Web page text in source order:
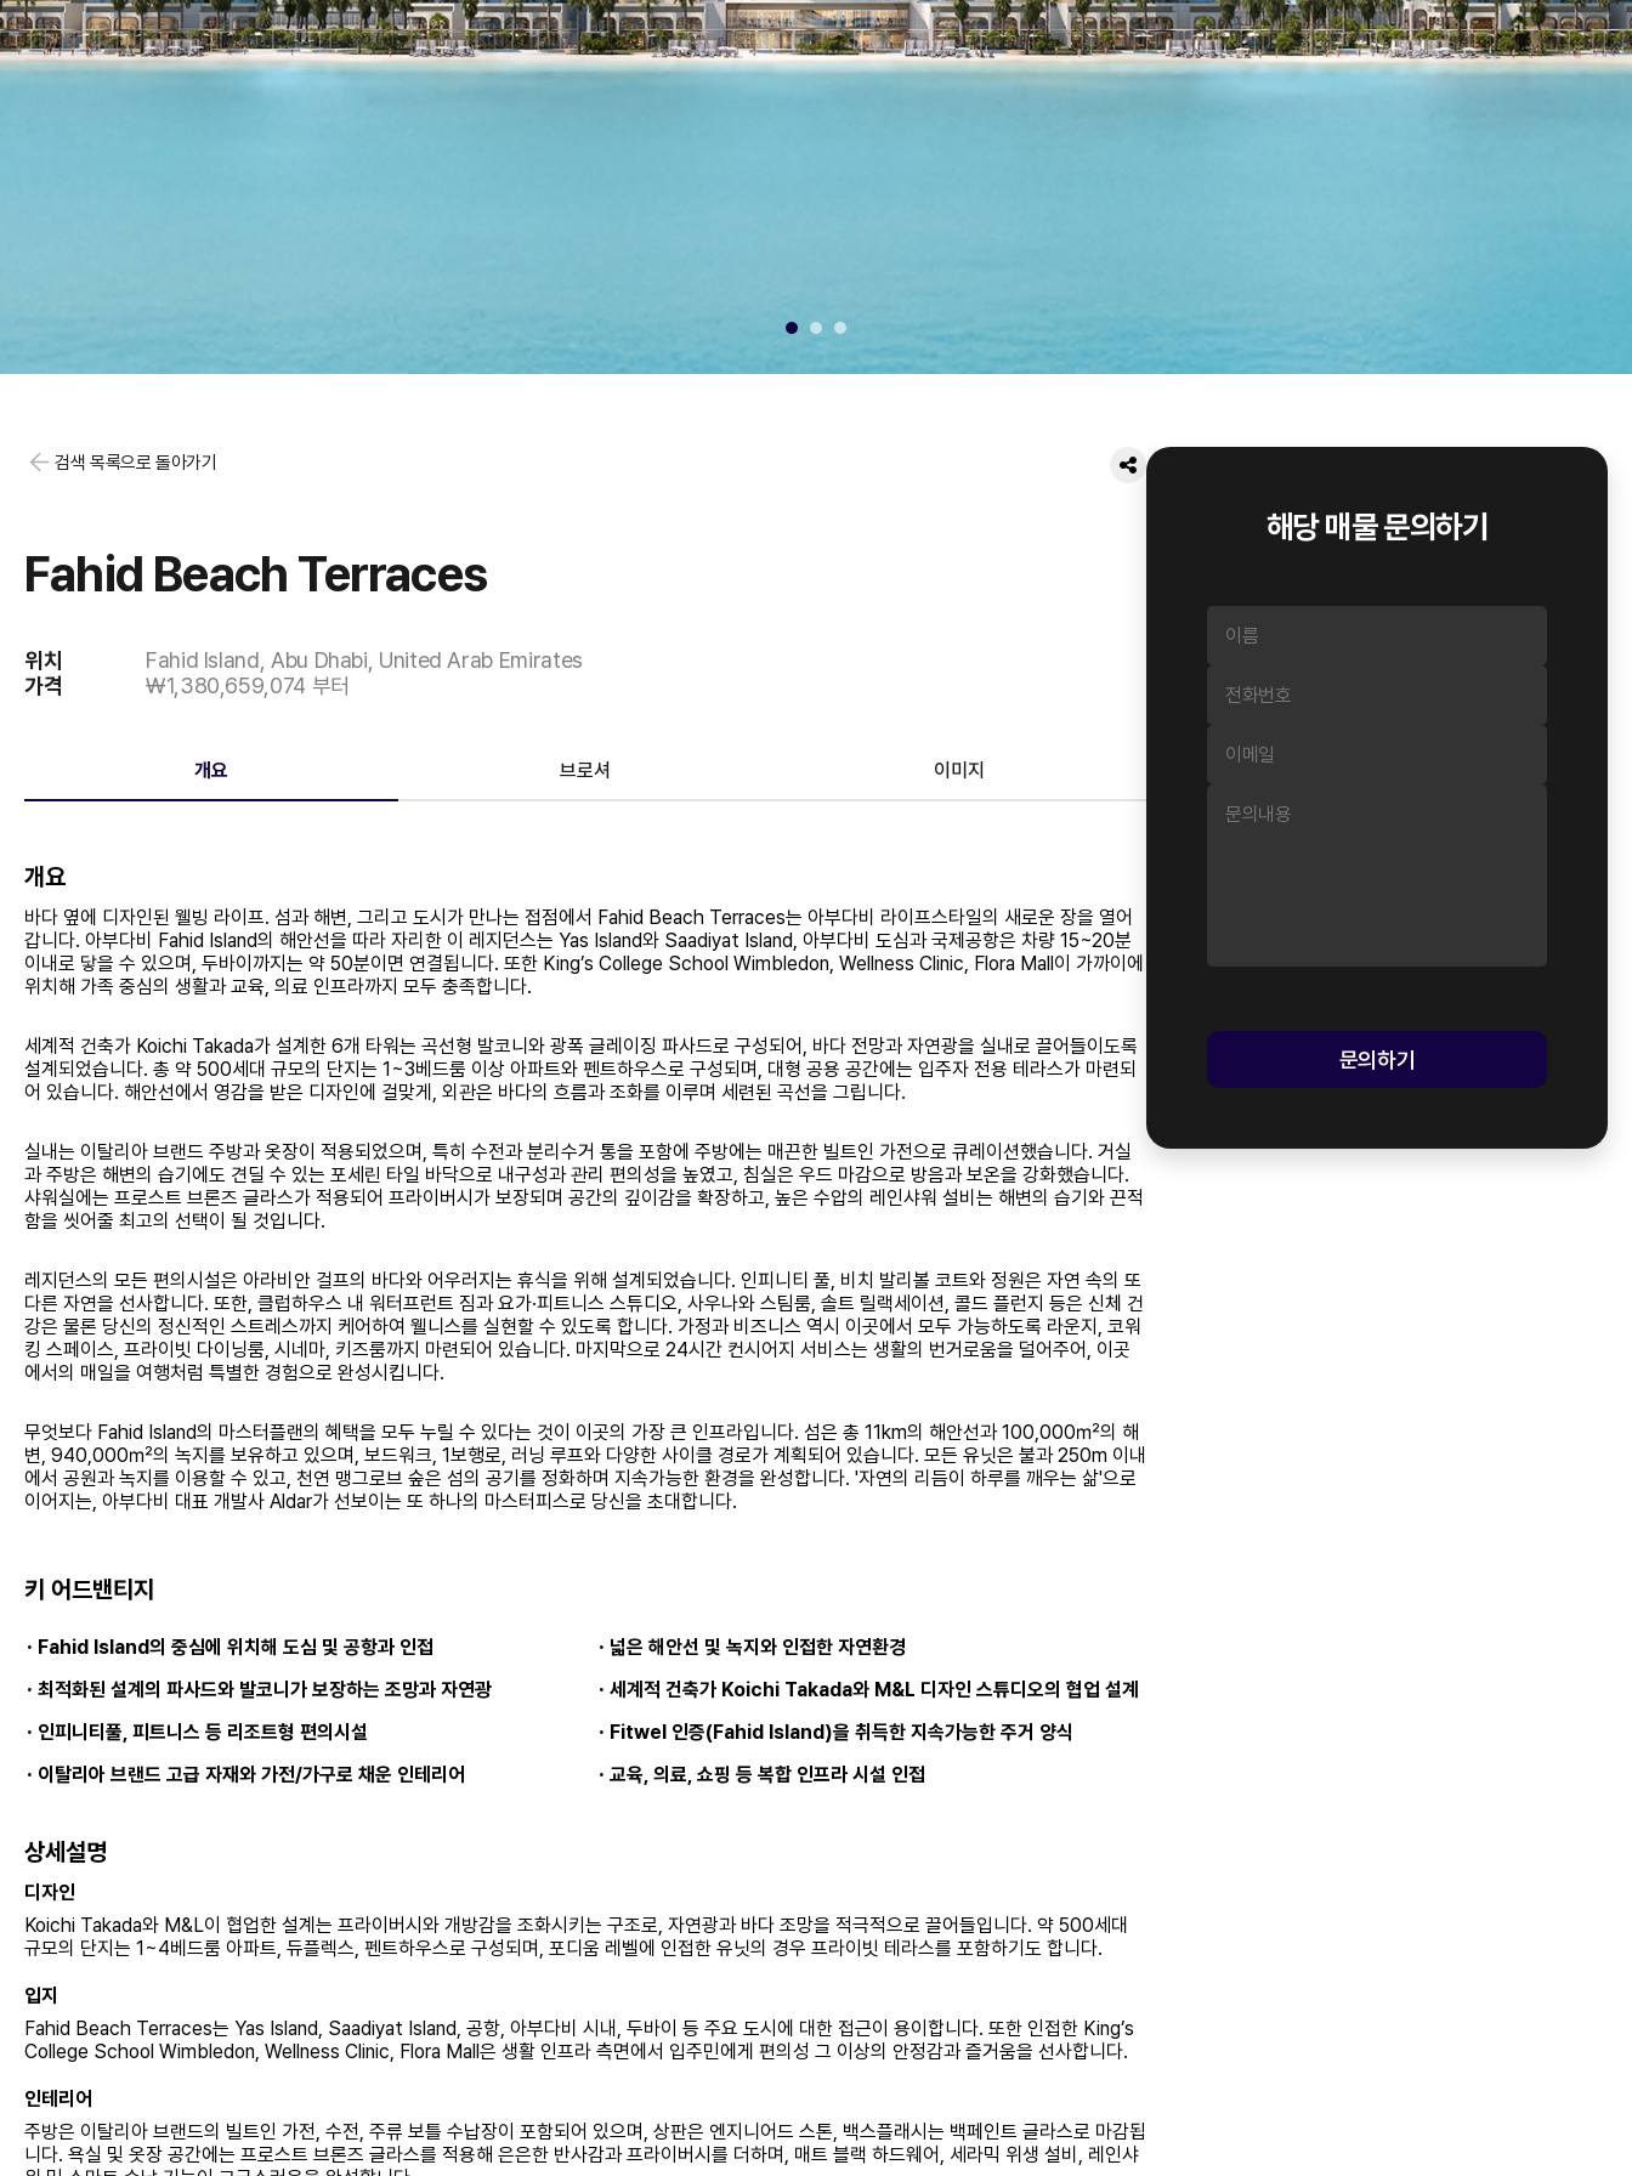
검색 목록으로 돌아가기
Fahid Beach Terraces
위치
Fahid Island, Abu Dhabi, United Arab Emirates
가격
￦1,380,659,074 부터
개요 브로셔 이미지
개요
바다 옆에 디자인된 웰빙 라이프. 섬과 해변, 그리고 도시가 만나는 접점에서 Fahid Beach Terraces는 아부다비 라이프스타일의 새로운 장을 열어
갑니다. 아부다비 Fahid Island의 해안선을 따라 자리한 이 레지던스는 Yas Island와 Saadiyat Island, 아부다비 도심과 국제공항은 차량 15~20분
이내로 닿을 수 있으며, 두바이까지는 약 50분이면 연결됩니다. 또한 King’s College School Wimbledon, Wellness Clinic, Flora Mall이 가까이에
위치해 가족 중심의 생활과 교육, 의료 인프라까지 모두 충족합니다.
세계적 건축가 Koichi Takada가 설계한 6개 타워는 곡선형 발코니와 광폭 글레이징 파사드로 구성되어, 바다 전망과 자연광을 실내로 끌어들이도록
설계되었습니다. 총 약 500세대 규모의 단지는 1~3베드룸 이상 아파트와 펜트하우스로 구성되며, 대형 공용 공간에는 입주자 전용 테라스가 마련되
어 있습니다. 해안선에서 영감을 받은 디자인에 걸맞게, 외관은 바다의 흐름과 조화를 이루며 세련된 곡선을 그립니다.
실내는 이탈리아 브랜드 주방과 옷장이 적용되었으며, 특히 수전과 분리수거 통을 포함에 주방에는 매끈한 빌트인 가전으로 큐레이션했습니다. 거실
과 주방은 해변의 습기에도 견딜 수 있는 포세린 타일 바닥으로 내구성과 관리 편의성을 높였고, 침실은 우드 마감으로 방음과 보온을 강화했습니다.
샤워실에는 프로스트 브론즈 글라스가 적용되어 프라이버시가 보장되며 공간의 깊이감을 확장하고, 높은 수압의 레인샤워 설비는 해변의 습기와 끈적
함을 씻어줄 최고의 선택이 될 것입니다.
레지던스의 모든 편의시설은 아라비안 걸프의 바다와 어우러지는 휴식을 위해 설계되었습니다. 인피니티 풀, 비치 발리볼 코트와 정원은 자연 속의 또
다른 자연을 선사합니다. 또한, 클럽하우스 내 워터프런트 짐과 요가·피트니스 스튜디오, 사우나와 스팀룸, 솔트 릴랙세이션, 콜드 플런지 등은 신체 건
강은 물론 당신의 정신적인 스트레스까지 케어하여 웰니스를 실현할 수 있도록 합니다. 가정과 비즈니스 역시 이곳에서 모두 가능하도록 라운지, 코워
킹 스페이스, 프라이빗 다이닝룸, 시네마, 키즈룸까지 마련되어 있습니다. 마지막으로 24시간 컨시어지 서비스는 생활의 번거로움을 덜어주어, 이곳
에서의 매일을 여행처럼 특별한 경험으로 완성시킵니다.
무엇보다 Fahid Island의 마스터플랜의 혜택을 모두 누릴 수 있다는 것이 이곳의 가장 큰 인프라입니다. 섬은 총 11km의 해안선과 100,000㎡의 해
변, 940,000㎡의 녹지를 보유하고 있으며, 보드워크, 1보행로, 러닝 루프와 다양한 사이클 경로가 계획되어 있습니다. 모든 유닛은 불과 250m 이내
에서 공원과 녹지를 이용할 수 있고, 천연 맹그로브 숲은 섬의 공기를 정화하며 지속가능한 환경을 완성합니다. '자연의 리듬이 하루를 깨우는 삶'으로
이어지는, 아부다비 대표 개발사 Aldar가 선보이는 또 하나의 마스터피스로 당신을 초대합니다.
키 어드밴티지
· Fahid Island의 중심에 위치해 도심 및 공항과 인접
· 최적화된 설계의 파사드와 발코니가 보장하는 조망과 자연광
· 인피니티풀, 피트니스 등 리조트형 편의시설
· 이탈리아 브랜드 고급 자재와 가전/가구로 채운 인테리어
· 넓은 해안선 및 녹지와 인접한 자연환경
· 세계적 건축가 Koichi Takada와 M&L 디자인 스튜디오의 협업 설계
· Fitwel 인증(Fahid Island)을 취득한 지속가능한 주거 양식
· 교육, 의료, 쇼핑 등 복합 인프라 시설 인접
상세설명
디자인
Koichi Takada와 M&L이 협업한 설계는 프라이버시와 개방감을 조화시키는 구조로, 자연광과 바다 조망을 적극적으로 끌어들입니다. 약 500세대
규모의 단지는 1~4베드룸 아파트, 듀플렉스, 펜트하우스로 구성되며, 포디움 레벨에 인접한 유닛의 경우 프라이빗 테라스를 포함하기도 합니다.
입지
Fahid Beach Terraces는 Yas Island, Saadiyat Island, 공항, 아부다비 시내, 두바이 등 주요 도시에 대한 접근이 용이합니다. 또한 인접한 King’s
College School Wimbledon, Wellness Clinic, Flora Mall은 생활 인프라 측면에서 입주민에게 편의성 그 이상의 안정감과 즐거움을 선사합니다.
인테리어
주방은 이탈리아 브랜드의 빌트인 가전, 수전, 주류 보틀 수납장이 포함되어 있으며, 상판은 엔지니어드 스톤, 백스플래시는 백페인트 글라스로 마감됩
니다. 욕실 및 옷장 공간에는 프로스트 브론즈 글라스를 적용해 은은한 반사감과 프라이버시를 더하며, 매트 블랙 하드웨어, 세라믹 위생 설비, 레인샤
해당 매물 문의하기
문의하기